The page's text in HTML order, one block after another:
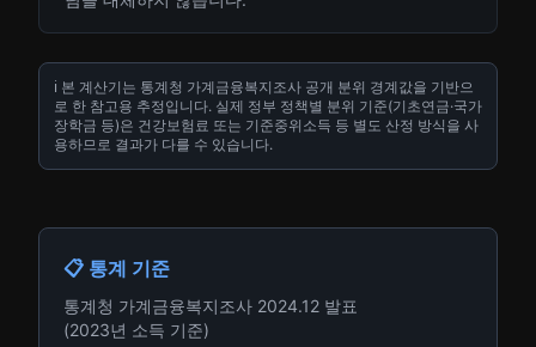
ℹ️ 본 계산기는 통계청 가계금융복지조사 공개 분위 경계값을 기반으
로 한 참고용 추정입니다. 실제 정부 정책별 분위 기준(기초연금·국가
장학금 등)은 건강보험료 또는 기준중위소득 등 별도 산정 방식을 사
용하므로 결과가 다를 수 있습니다.
📋 통계 기준
통계청 가계금융복지조사 2024.12 발표
(2023년 소득 기준)